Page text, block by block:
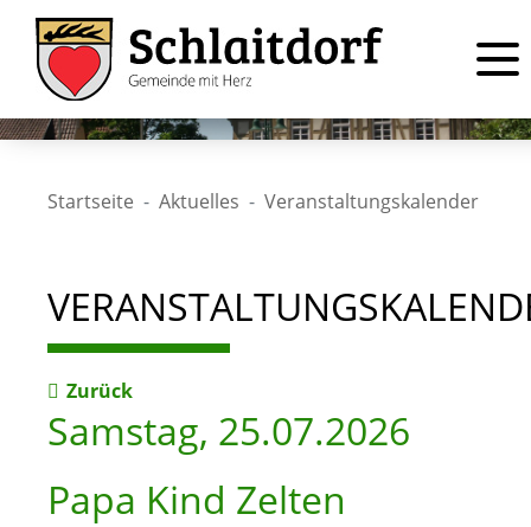
Startseite Aktuelles Veranstaltungskalender
Zurück
Samstag, 25.07.2026
Papa Kind Zelten